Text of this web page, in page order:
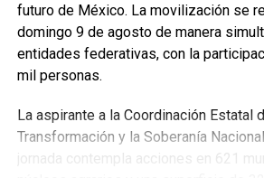
futuro de México. La movilización se
domingo 9 de agosto de manera
entidades federativas, con la
mil personas.
La aspirante a la Coordinación Estatal
Transformación y la Soberanía
jornada contempla acciones en 621